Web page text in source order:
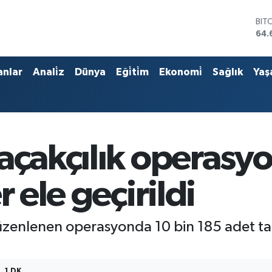
Anali̇z Dünya Eği̇ti̇m Ekonomi̇ Sağlık
ele geçirildi
operasyonda 10 bin 185 adet